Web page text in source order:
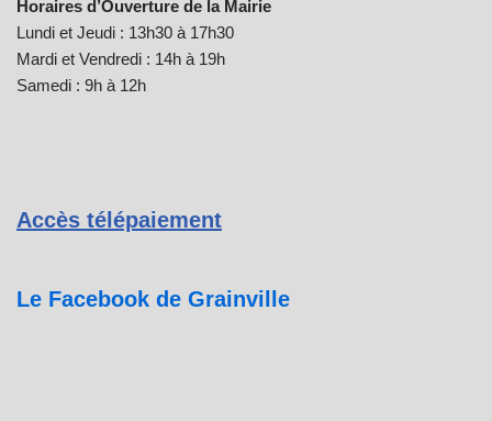
Horaires d’Ouverture de la Mairie
Lundi et Jeudi : 13h30 à 17h30
Mardi et Vendredi : 14h à 19h
Samedi : 9h à 12h
Accès télépaiement
Le Facebook de Grainville